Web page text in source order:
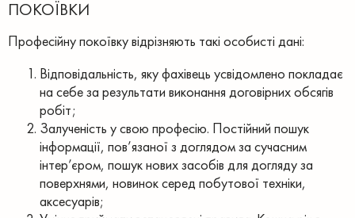
ПОКОЇВКИ
Професійну покоївку відрізняють такі особисті дані:
Відповідальність, яку фахівець усвідомлено покладає
на себе за результати виконання договірних обсягів
робіт;
Залученість у свою професію. Постійний пошук
інформації, пов’язаної з доглядом за сучасним
інтер’єром, пошук нових засобів для догляду за
поверхнями, новинок серед побутової техніки,
аксесуарів;